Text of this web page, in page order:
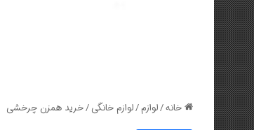
خانه/لوازم/لوازم خانگی/خرید همزن چرخشی